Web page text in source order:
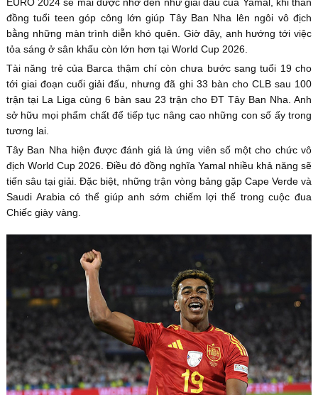
đồng tuổi teen góp công lớn giúp Tây Ban Nha lên ngôi vô địch
bằng những màn trình diễn khó quên. Giờ đây, anh hướng tới việc
tỏa sáng ở sân khấu còn lớn hơn tại World Cup 2026.
Tài năng trẻ của Barca thậm chí còn chưa bước sang tuổi 19 cho
tới giai đoạn cuối giải đấu, nhưng đã ghi 33 bàn cho CLB sau 100
trận tại La Liga cùng 6 bàn sau 23 trận cho ĐT Tây Ban Nha. Anh
sở hữu mọi phẩm chất để tiếp tục nâng cao những con số ấy trong
tương lai.
Tây Ban Nha hiện được đánh giá là ứng viên số một cho chức vô
địch World Cup 2026. Điều đó đồng nghĩa Yamal nhiều khả năng sẽ
tiến sâu tại giải. Đặc biệt, những trận vòng bảng gặp Cape Verde và
Saudi Arabia có thể giúp anh sớm chiếm lợi thế trong cuộc đua
Chiếc giày vàng.